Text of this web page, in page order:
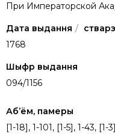
При Императорской
Дата выдання /
1768
Шыфр выдання
094/1156
Аб’ём, памеры
[1-18], 1-101, [1-5], 1-43,